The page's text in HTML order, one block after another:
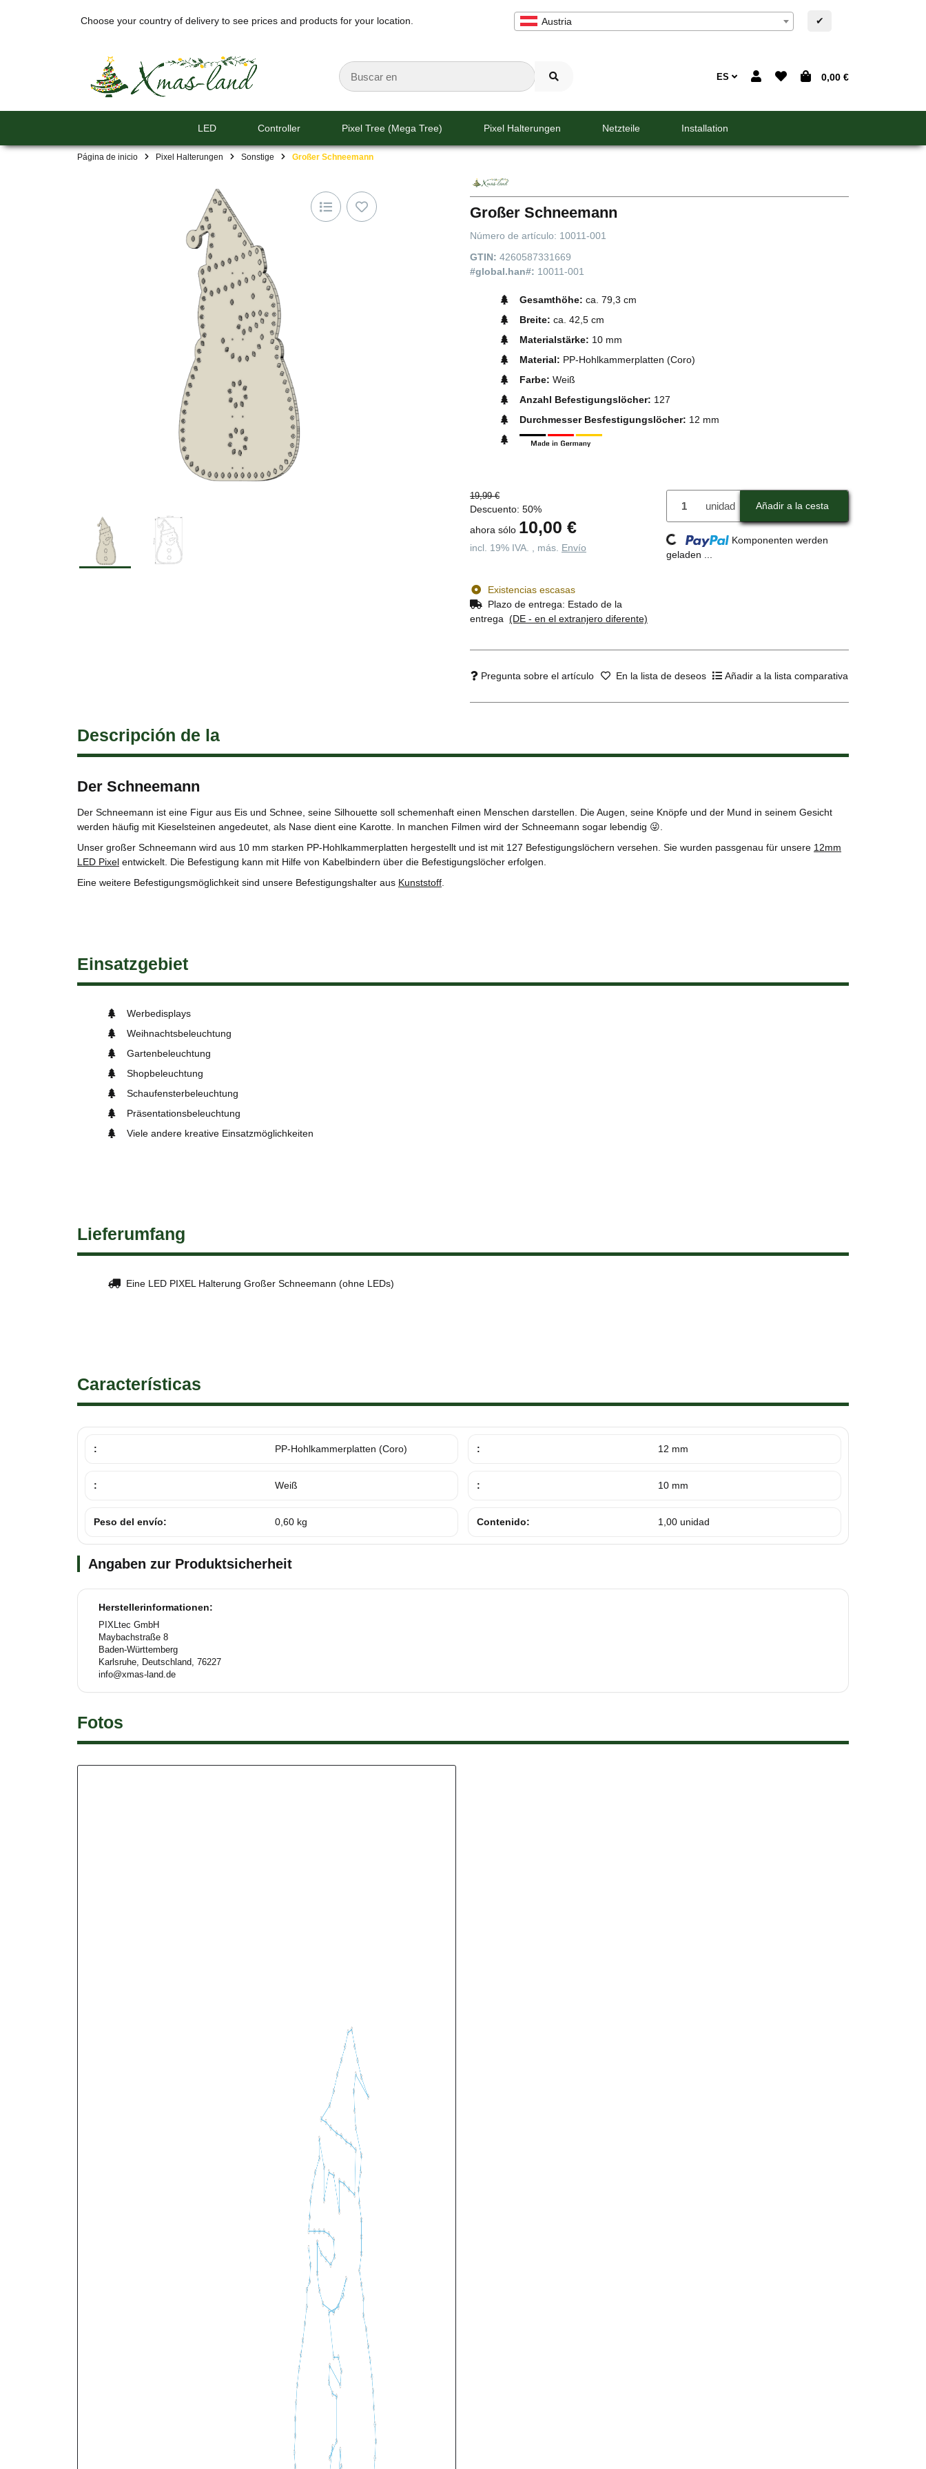
Choose your country of delivery to see prices and products for your location. Austria ✔
ES 0,00 €
LED Controller Pixel Tree (Mega Tree) Pixel Halterungen Netzteile Installation
Página de inicio Pixel Halterungen Sonstige Großer Schneemann
Großer Schneemann
Número de artículo: 10011-001
GTIN: 4260587331669
#global.han#: 10011-001
Gesamthöhe: ca. 79,3 cm
Breite: ca. 42,5 cm
Materialstärke: 10 mm
Material: PP-Hohlkammerplatten (Coro)
Farbe: Weiß
Anzahl Befestigungslöcher: 127
Durchmesser Besfestigungslöcher: 12 mm
19,99 €
Descuento: 50%
ahora sólo 10,00 €
incl. 19% IVA. , más. Envío
Existencias escasas
Plazo de entrega: Estado de la
entrega (DE - en el extranjero diferente)
unidad Añadir a la cesta
Loading...
Komponenten werden
geladen ...
Pregunta sobre el artículo En la lista de deseos Añadir a la lista comparativa
Descripción de la
Der Schneemann
Der Schneemann ist eine Figur aus Eis und Schnee, seine Silhouette soll schemenhaft einen Menschen darstellen. Die Augen, seine Knöpfe und der Mund in seinem Gesicht
werden häufig mit Kieselsteinen angedeutet, als Nase dient eine Karotte. In manchen Filmen wird der Schneemann sogar lebendig 😜.
Unser großer Schneemann wird aus 10 mm starken PP-Hohlkammerplatten hergestellt und ist mit 127 Befestigungslöchern versehen. Sie wurden passgenau für unsere 12mm
LED Pixel entwickelt. Die Befestigung kann mit Hilfe von Kabelbindern über die Befestigungslöcher erfolgen.
Eine weitere Befestigungsmöglichkeit sind unsere Befestigungshalter aus Kunststoff
Einsatzgebiet
Werbedisplays
Weihnachtsbeleuchtung
Gartenbeleuchtung
Shopbeleuchtung
Schaufensterbeleuchtung
Präsentationsbeleuchtung
Viele andere kreative Einsatzmöglichkeiten
Lieferumfang
Eine LED PIXEL Halterung Großer Schneemann (ohne LEDs)
Características
: PP-Hohlkammerplatten (Coro) : 12 mm
: Weiß : 10 mm
Peso del envío: 0,60 kg Contenido: 1,00 unidad
Angaben zur Produktsicherheit
Herstellerinformationen:
PIXLtec GmbH
Maybachstraße 8
Baden-Württemberg
Karlsruhe, Deutschland, 76227
info@xmas-land.de
Fotos